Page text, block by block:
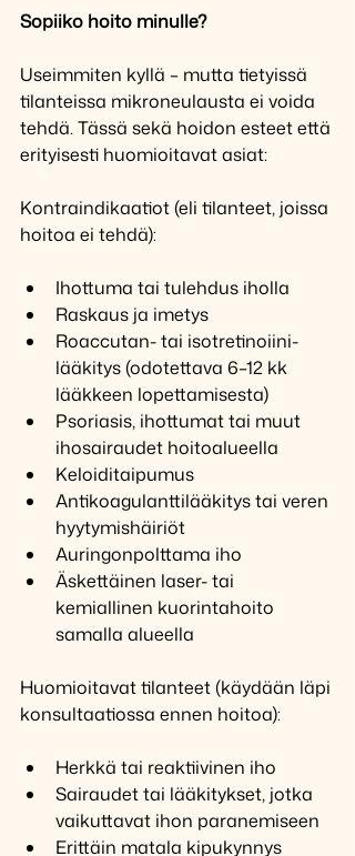
Sopiiko hoito minulle?
Useimmiten kyllä – mutta tietyissä
tilanteissa mikroneulausta ei voida
tehdä. Tässä sekä hoidon esteet että
erityisesti huomioitavat asiat:
Kontraindikaatiot (eli tilanteet, joissa
hoitoa ei tehdä):
Ihottuma tai tulehdus iholla
Raskaus ja imetys
Roaccutan- tai isotretinoiini-
lääkitys (odotettava 6–12 kk
lääkkeen lopettamisesta)
Psoriasis, ihottumat tai muut
ihosairaudet hoitoalueella
Keloiditaipumus
Antikoagulanttilääkitys tai veren
hyytymishäiriöt
Auringonpolttama iho
Äskettäinen laser- tai
kemiallinen kuorintahoito
samalla alueella
Huomioitavat tilanteet (käydään läpi
konsultaatiossa ennen hoitoa):
Herkkä tai reaktiivinen iho
Sairaudet tai lääkitykset, jotka
vaikuttavat ihon paranemiseen
Erittäin matala kipukynnys